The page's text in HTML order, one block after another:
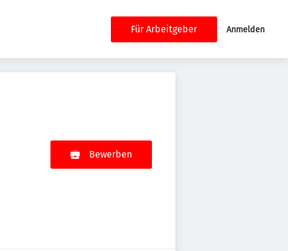
Für Arbeitgeber Anmelden
Bewerben